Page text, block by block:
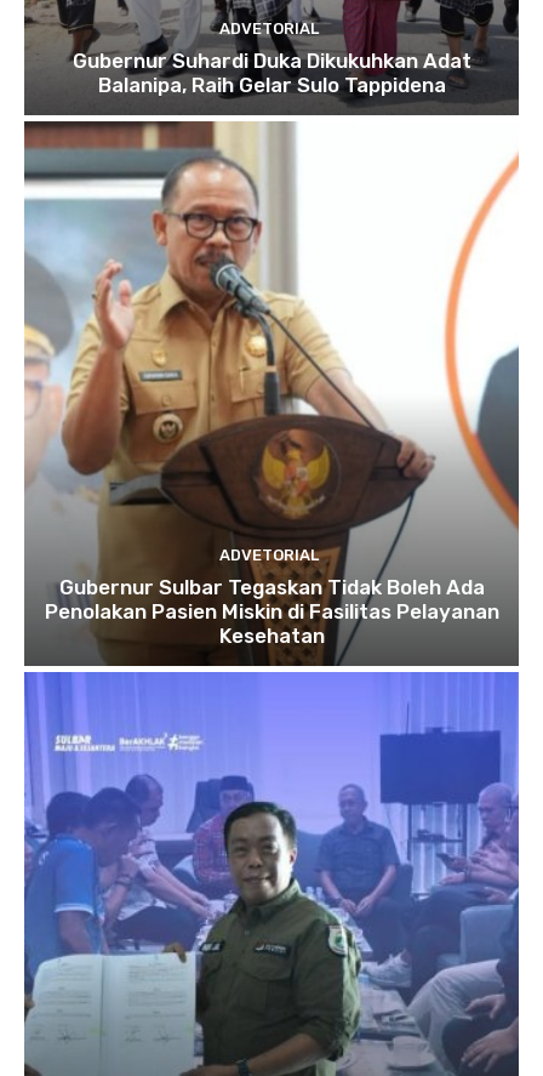
ADVETORIAL
Gubernur Suhardi Duka Dikukuhkan Adat
Balanipa, Raih Gelar Sulo Tappidena
ADVETORIAL
Gubernur Sulbar Tegaskan Tidak Boleh Ada
Penolakan Pasien Miskin di Fasilitas Pelayanan
Kesehatan